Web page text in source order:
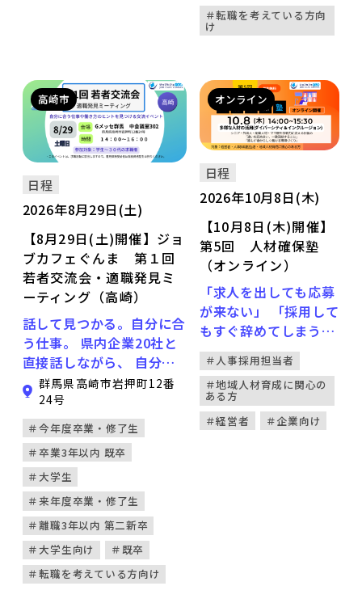
方も、ぜひお気軽にご参加
ください。
＃転職を考えている方向
け
高崎市
日程
2026年8月29日(土)
【8月29日(土)開催】ジョ
ブカフェぐんま 第１回
若者交流会・適職発見ミ
ーティング（高崎）
話して見つかる。自分に合
う仕事。 県内企業20社と
直接話しながら、 自分に
合う仕事や働き方のヒント
を見つける交流イベントで
す。 仕事内容や職場の雰
囲気、働く人の考え方な
ど、 求人情報だけでは分
からない“リアル”に触れ
ることで、 仕事選びの視
野が広がります。 「何が
向いているか分からない」
「いろいろな仕事を見てみ
たい」 そんな方におすす
群馬県高崎市岩押町12番
24号
＃今年度卒業・修了生
＃卒業3年以内 既卒
＃大学生
＃来年度卒業・修了生
＃離職3年以内 第二新卒
＃大学生向け
＃既卒
＃転職を考えている方向け
オンライン
日程
2026年10月8日(木)
【10月8日(木)開催】
第5回 人材確保塾
（オンライン）
「求人を出しても応募
が来ない」 「採用して
もすぐ辞めてしまう」
「何を変えればいいの
かわからない」 そんな
課題を抱えていません
か？ 本セミナーは、
“選ぶ採用”から“選ば
＃人事採用担当者
＃地域人材育成に関心の
ある方
＃経営者
＃企業向け